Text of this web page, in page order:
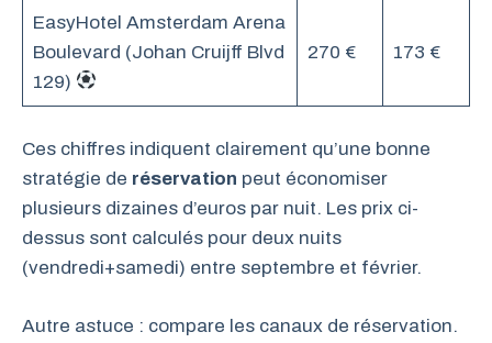
EasyHotel Amsterdam Arena
Boulevard (Johan Cruijff Blvd
129)
270 € 173 €
Ces chiffres indiquent clairement qu’une bonne
stratégie de réservation peut économiser
plusieurs dizaines d’euros par nuit. Les prix ci-
dessus sont calculés pour deux nuits
(vendredi+samedi) entre septembre et février.
Autre astuce : compare les canaux de réservation.